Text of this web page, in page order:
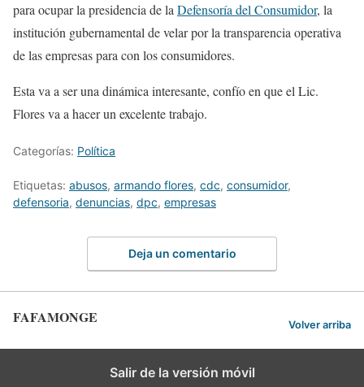
para ocupar la presidencia de la Defensoría del Consumidor, la
institución gubernamental de velar por la transparencia operativa
de las empresas para con los consumidores.
Esta va a ser una dinámica interesante, confío en que el Lic.
Flores va a hacer un excelente trabajo.
Categorías: Política
Etiquetas: abusos, armando flores, cdc, consumidor,
defensoria, denuncias, dpc, empresas
Deja un comentario
FAFAMONGE Volver arriba
Salir de la versión móvil